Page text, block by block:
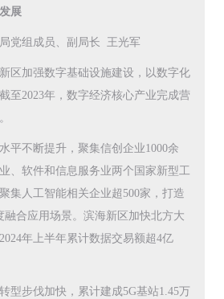
展
党组成员、副局长 王光军
区加强数字基础设施建设，以数字化
至2023年，数字经济核心产业完成营
平不断提升，聚集信创企业1000余
、软件和信息服务业两个国家新型工
集人工智能相关企业超500家，打造
融合应用场景。滨海新区加快北方大
年上半年累计数据交易额超4亿
型步伐加快，累计建成5G基站1.45万